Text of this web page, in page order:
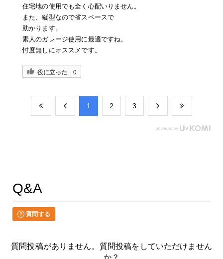
住宅地の使用でも全く心配いりません。
また、縦型なので省スペースで
助かります。
素人のガレージ使用に最適ですね。
忖度無しにオススメです。
役に立った 0
​1 ​2 ​3
Q&A
質問する
質問投稿がありません。質問投稿をしていただけません
か？